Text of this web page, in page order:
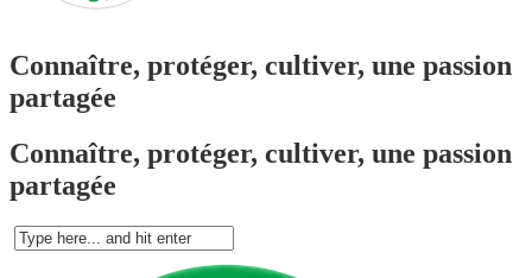
Connaître, protéger, cultiver, une passion
partagée
Connaître, protéger, cultiver, une passion
partagée